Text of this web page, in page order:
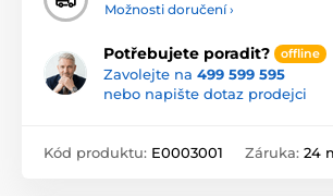
Možnosti doručení ›
Potřebujete poradit? offline
Zavolejte na 499 599 595
nebo napište dotaz prodejci
Kód produktu: E0003001 Záruka: 24